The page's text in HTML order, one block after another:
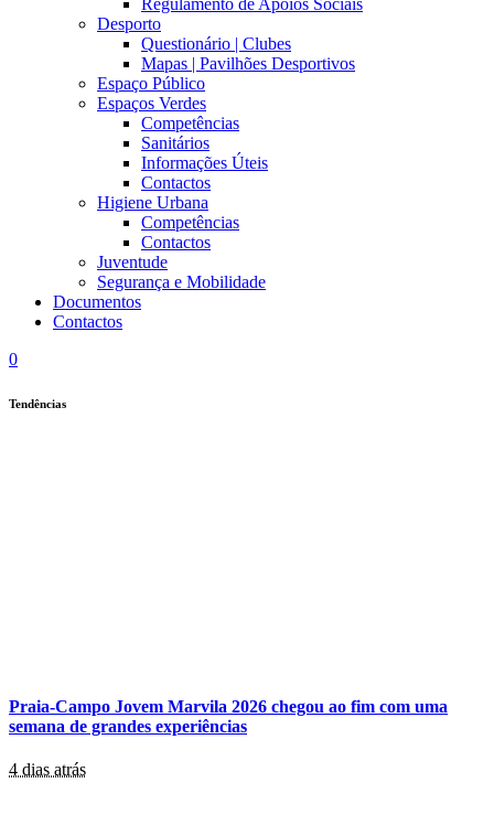
Desporto
Questionário | Clubes
Mapas | Pavilhões Desportivos
Espaço Público
Espaços Verdes
Competências
Sanitários
Informações Úteis
Contactos
Higiene Urbana
Competências
Contactos
Juventude
Segurança e Mobilidade
Documentos
Contactos
0
Tendências
Praia-Campo Jovem Marvila 2026 chegou ao fim com uma
semana de grandes experiências
4 dias atrás